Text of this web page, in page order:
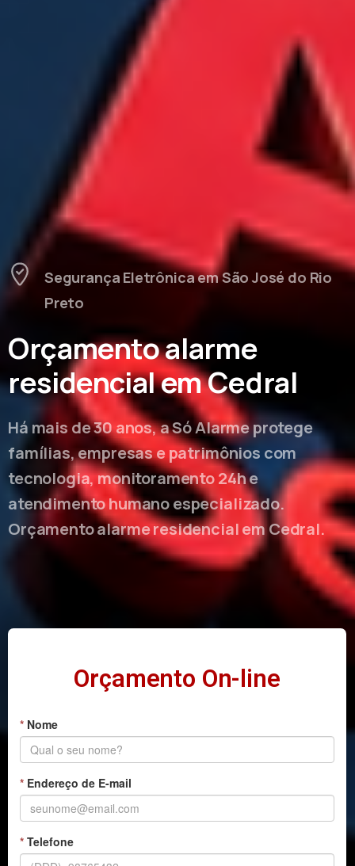
Segurança Eletrônica em São José do Rio
Preto
Orçamento alarme
residencial em Cedral
Há mais de 30 anos, a Só Alarme protege
famílias, empresas e patrimônios com
tecnologia, monitoramento 24h e
atendimento humano especializado.
Orçamento alarme residencial em Cedral.
Orçamento On-line